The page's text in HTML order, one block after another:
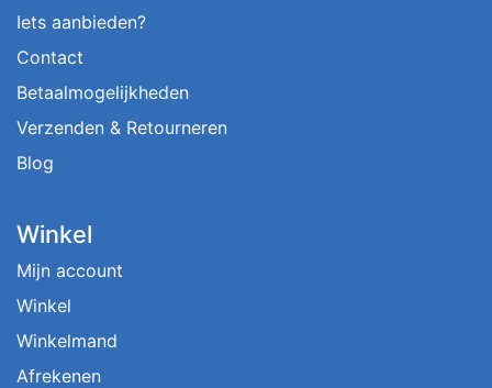
Iets aanbieden?
Contact
Betaalmogelijkheden
Verzenden & Retourneren
Blog
Winkel
Mijn account
Winkel
Winkelmand
Afrekenen